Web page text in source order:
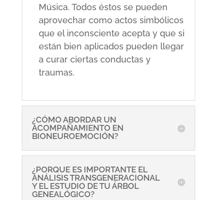
Música. Todos éstos se pueden
aprovechar como actos simbólicos
que el inconsciente acepta y que si
están bien aplicados pueden llegar
a curar ciertas conductas y
traumas.
¿CÓMO ABORDAR UN
ACOMPAÑAMIENTO EN
BIONEUROEMOCIÓN?
¿PORQUE ES IMPORTANTE EL
ANÁLISIS TRANSGENERACIONAL
Y EL ESTUDIO DE TU ÁRBOL
GENEALÓGICO?